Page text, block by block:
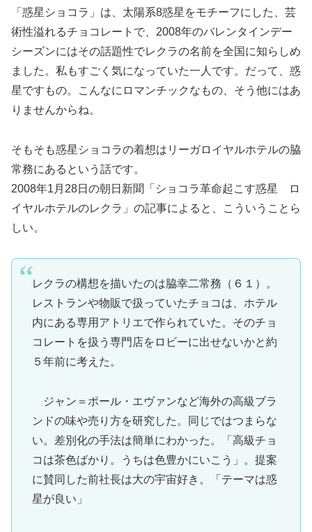
「惑星ショコラ」は、太陽系8惑星をモチーフにした、芸
術性溢れるチョコレートで、2008年のバレンタインデー
シーズンにはその話題性でレクラの名前を全国に知らしめ
ました。私もすごく気になっていた一人です。だって、惑
星ですもの。こんなにロマンチックなもの、そう他にはあ
りませんからね。
そもそも惑星ショコラの着想はリーガロイヤルホテルの脇
常務にあるという話です。
2008年1月28日の朝日新聞「ショコラ革命起こす惑星 ロ
イヤルホテルのレクラ」の記事によると、こういうことら
しい。
レクラの構想を描いたのは脇幸二常務（６１）。
レストランや物販で扱っていたチョコは、ホテル
内にある専用アトリエで作られていた。そのチョ
コレートを扱う専門店をロビーに出せないかと約
５年前に考えた。
ジャン＝ポール・エヴァンなど海外の高級ブラ
ンドの味や売り方を研究した。同じではつまらな
い。差別化の手法は簡単にわかった。「高級チョ
コは茶色ばかり。うちは色豊かにいこう」。提案
に賛同した前社長は大の宇宙好き。「テーマは惑
星が良い」